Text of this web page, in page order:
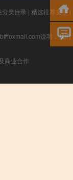
分类目录 | 精选推荐文章|
说明，我们
商业合作